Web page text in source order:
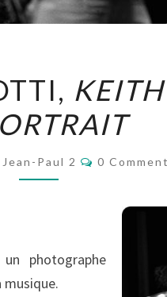
MASOTTI,
KEITH
JARRETT,
A
Jean-Paul 2 0
photographe
musique.